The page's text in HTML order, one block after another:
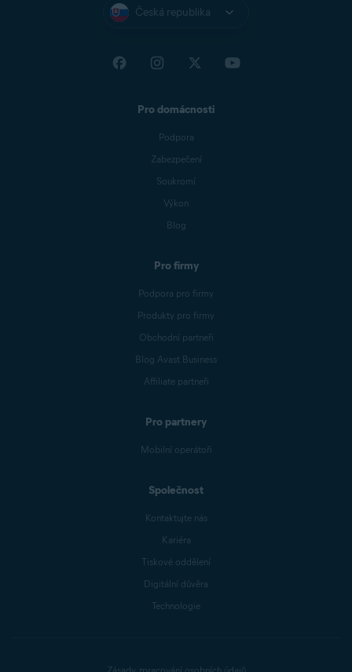
Česká republika
Pro domácnosti
Podpora
Zabezpečení
Soukromí
Výkon
Blog
Pro firmy
Podpora pro firmy
Produkty pro firmy
Obchodní partneři
Blog Avast Business
Affiliate partneři
Pro partnery
Mobilní operátoři
Společnost
Kontaktujte nás
Kariéra
Tiskové oddělení
Digitální důvěra
Technologie